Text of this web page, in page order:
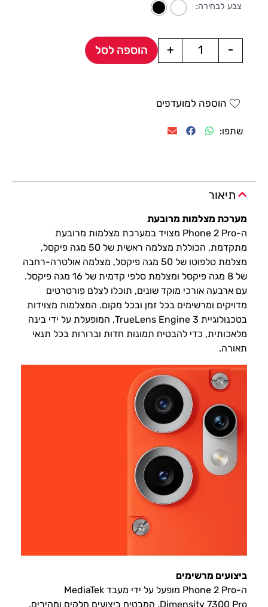
צבע לבחירה:
-
+ הוספה לסל
הוספה למועדפים
שתפו:
תיאור
מערכת מצלמות מרובעת
ה-Phone 2 Pro מצויד במערכת מצלמות מרובעת
מתקדמת, הכוללת מצלמה ראשית של 50 מגה פיקסל,
מצלמת טלפוטו של 50 מגה פיקסל, מצלמה אולטרה-רחבה
של 8 מגה פיקסל ומצלמת סלפי קדמית של 16 מגה פיקסל.
עם ארבעה אורכי מוקד שונים, תוכלו לצלם פורטרטים
מדויקים ומרשימים בכל זמן ובכל מקום. המצלמות מצוידות
בטכנולוגיית TrueLens Engine 3, המופעלת על ידי בינה
מלאכותית, כדי להבטיח תמונות חדות וברורות בכל תנאי
תאורה.
ביצועים מרשימים
ה-Phone 2 Pro מופעל על ידי מעבד MediaTek
Dimensity 7300 Pro, המבטיח ביצועים חלקים ומהירים.